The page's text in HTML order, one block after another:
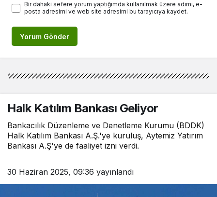
Bir dahaki sefere yorum yaptığımda kullanılmak üzere adımı, e-
posta adresimi ve web site adresimi bu tarayıcıya kaydet.
Yorum Gönder
Halk Katılım Bankası Geliyor
Bankacılık Düzenleme ve Denetleme Kurumu (BDDK)
Halk Katılım Bankası A.Ş.'ye kuruluş, Aytemiz Yatırım
Bankası A.Ş'ye de faaliyet izni verdi.
30 Haziran 2025, 09:36 yayınlandı